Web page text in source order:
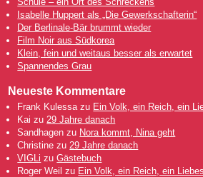
Isabelle Huppert als „Die Gewerkschafterin“
Der Berlinale-Bär brummt wieder
Film Noir aus Südkorea
Klein, fein und weitaus besser als erwartet
Spannendes Grau
Neueste Kommentare
Frank Kulessa zu Ein Volk, ein Reich, ein
Kai zu 29 Jahre danach
Sandhagen zu Nora kommt, Nina geht
Christine zu 29 Jahre danach
VIGLi zuGästebuch
Roger Weil zu Ein Volk, ein Reich, ein